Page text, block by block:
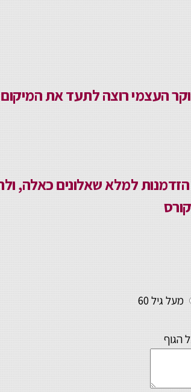
העצמי רוצה לתעד את
למלא שאלונים כאלה,
מעל גיל 60
הגוף